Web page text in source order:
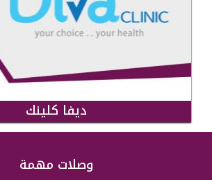
ديفا كلينك
وصلات مهمة